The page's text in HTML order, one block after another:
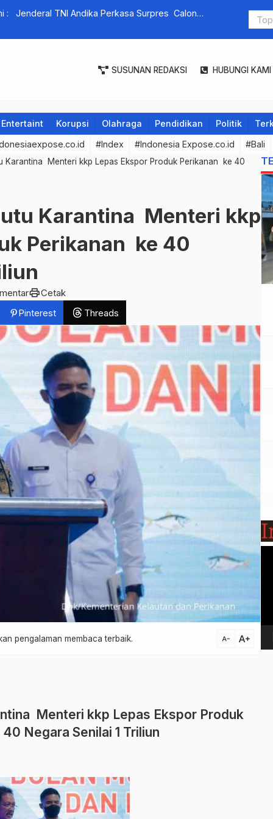
Kota Denpasar Musnahkan Ratusan Arsip.
SUSUNAN REDAKSI HUBUNGI KAMI
Entertaint Korupsi Olahraga Pendidikan Politik
#Index #Indonesia Expose.co.id #Bali
Karantina Menteri kkp Lepas Ekspor Produk Perikanan ke 40
Karantina Menteri kkp
Perikanan ke 40
printCetak
Pinterest Threads
pengalaman membaca terbaik. text_decrease text_increase
Menteri kkp Lepas Ekspor Produk
Negara Senilai 1 Triliun